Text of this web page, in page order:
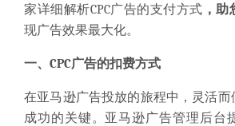
家详细解析CPC广告的支付方式 ，
现广告效果最大化。
一、CPC广告的扣费方式
在亚马逊广告投放的旅程中，灵活而
成功的关键。亚马逊广告管理后台